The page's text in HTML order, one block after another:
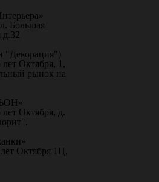
Большая
д.32
"Декорация")
лет Октября, 1,
рынок на
лет Октября, д.
Октября 1Ц,